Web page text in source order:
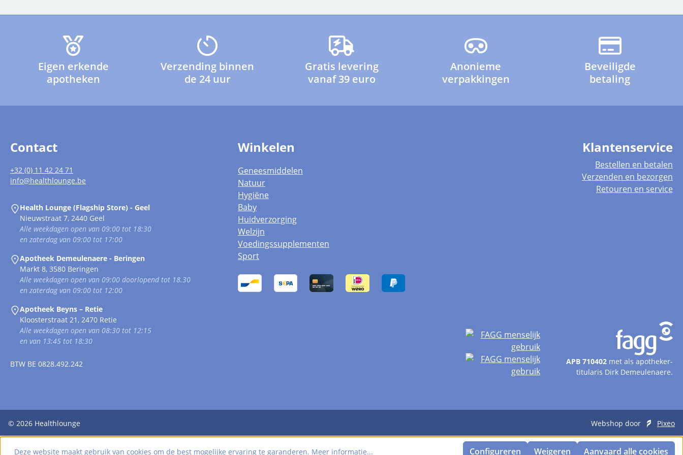
Eigen erkende
apotheken
Verzending binnen
de 24 uur
Gratis levering
vanaf 39 euro
Anonieme
verpakkingen
Beveiligde
betaling
Contact
+32 (0) 11 42 24 71
info@healthlounge.be
Health Lounge (Flagship Store) - Geel
Nieuwstraat 7, 2440 Geel
Alle weekdagen open van 09:00 tot 18:30
en zaterdag van 09:00 tot 17:00
Apotheek Demeulenaere - Beringen
Markt 8, 3580 Beringen
Alle weekdagen open van 09:00 doorlopend tot 18.30
en zaterdag van 09:00 tot 12:00
Apotheek Beyns – Retie
Kloosterstraat 21, 2470 Retie
Alle weekdagen open van 08:30 tot 12:15
en van 13:45 tot 18:30
BTW BE 0828.492.242
Winkelen
Geneesmiddelen
Natuur
Hygiëne
Baby
Huidverzorging
Welzijn
Voedingssupplementen
Sport
Klantenservice
Bestellen en betalen
Verzenden en bezorgen
Retouren en service
APB 710402met als apotheker-
titularis Dirk Demeulenaere.
© 2026 Healthlounge Webshop door Pixeo
Deze website maakt gebruik van cookies om de best mogelijke ervaring te garanderen. Meer informatie... Weigeren
Configureren Aanvaard alle cookies